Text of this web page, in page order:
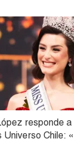
responde
Universo Chile: